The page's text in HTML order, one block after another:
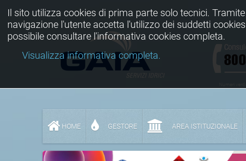
HOME GESTORE AREA ISTITUZIONALE
Il sito utilizza cookies di prima parte solo tecnici.
navigazione l'utente accetta l'utilizzo dei suddetti
possibile consultare l'informativa cookies completa.
Visualizza informativa completa.